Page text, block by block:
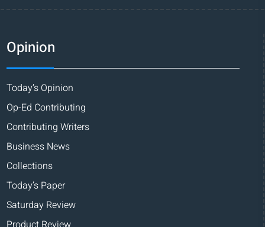
Opinion
Today’s Opinion
Op-Ed Contributing
Contributing Writers
Business News
Collections
Today’s Paper
Saturday Review